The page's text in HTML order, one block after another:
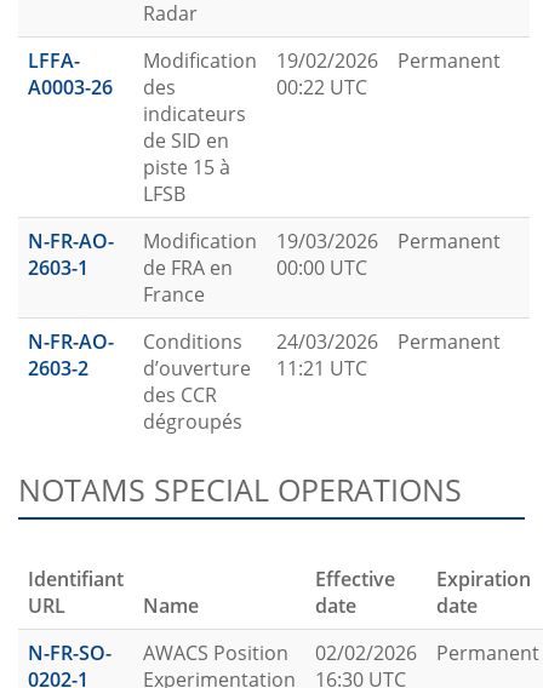
Radar
LFFA-
A0003-26
Modification
des
indicateurs
de SID en
piste 15 à
LFSB
19/02/2026
00:22 UTC
Permanent
N-FR-AO-
2603-1
Modification
de FRA en
France
19/03/2026
00:00 UTC
Permanent
N-FR-AO-
2603-2
Conditions
d’ouverture
des CCR
dégroupés
24/03/2026
11:21 UTC
Permanent
NOTAMS SPECIAL OPERATIONS
Identifiant
URL
Name
Effective
date
Expiration
date
N-FR-SO-
0202-1
AWACS Position
Experimentation
02/02/2026
16:30 UTC
Permanent